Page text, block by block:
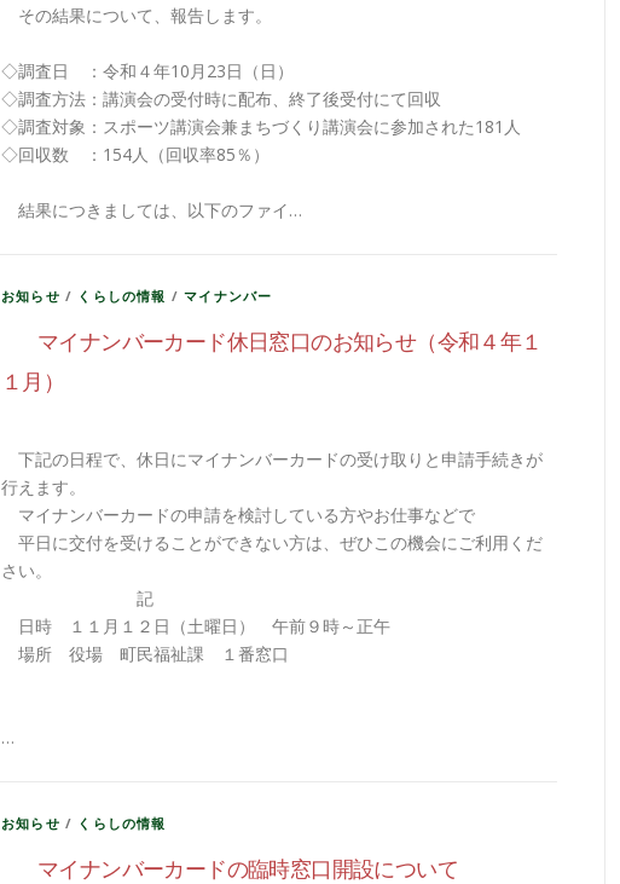
その結果について、報告します。
◇調査日 ：令和４年10月23日（日）
◇調査方法：講演会の受付時に配布、終了後受付にて回収
◇調査対象：スポーツ講演会兼まちづくり講演会に参加された181人
◇回収数 ：154人（回収率85％）
結果につきましては、以下のファイ…
お知らせ / くらしの情報 /マイナンバー
マイナンバーカード休日窓口のお知らせ（令和４年１
１月）
下記の日程で、休日にマイナンバーカードの受け取りと申請手続きが
行えます。
マイナンバーカードの申請を検討している方やお仕事などで
平日に交付を受けることができない方は、ぜひこの機会にご利用くだ
さい。
記
日時 １１月１２日（土曜日） 午前９時～正午
場所 役場 町民福祉課 １番窓口
…
お知らせ / くらしの情報
マイナンバーカードの臨時窓口開設について